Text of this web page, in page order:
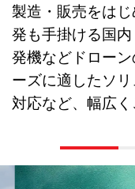
製造・販売をは
発も手掛ける国
発機などドロー
ーズに適したソ
対応など、幅広く